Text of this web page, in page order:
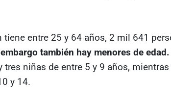
tiene entre 25 y 64 años, 2 mil 641
también hay menores de edad.
tres niñas de entre 5 y 9 años,
y 14.